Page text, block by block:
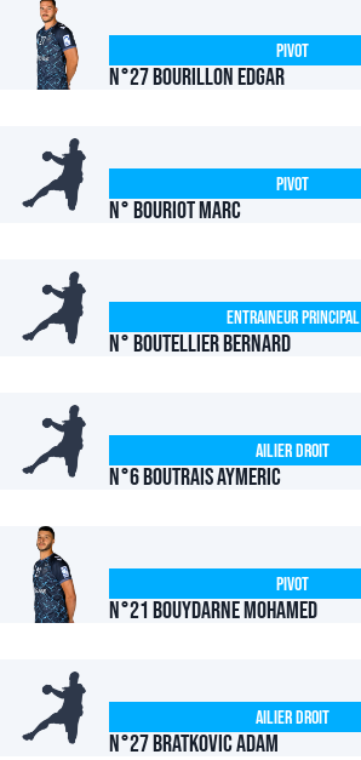
N°27 Bourillon Edgar
Pivot
N° BOURIOT Marc
Pivot
N° BOUTELLIER Bernard
Entraineur Principal
N°6 BOUTRAIS Aymeric
Ailier Droit
N°21 BOUYDARNE Mohamed
Pivot
N°27 BRATKOVIC Adam
Ailier Droit